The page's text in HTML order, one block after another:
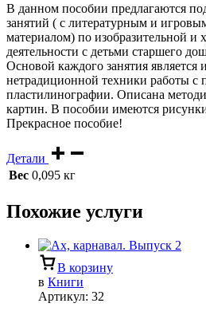
В данном пособии предлагаются
занятий ( с литературным и
материалом) по изобразительной и
деятельности с детьми старшего
Основой каждого занятия является
нетрадиционной техники работы с
пластилинографии. Описана
картин. В пособии имеются
Прекрасное пособие!
Детали
Вес 0,095 кг
Похожие услуги
В корзину
в Книги
Артикул: 32